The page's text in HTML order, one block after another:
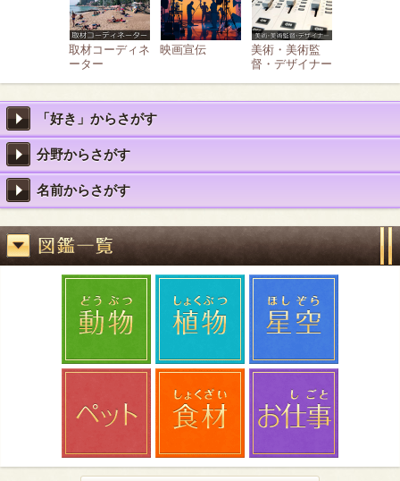
取材コーディネ
ーター
映画宣伝
美術・美術監
督・デザイナー
「好き」からさがす
分野からさがす
名前からさがす